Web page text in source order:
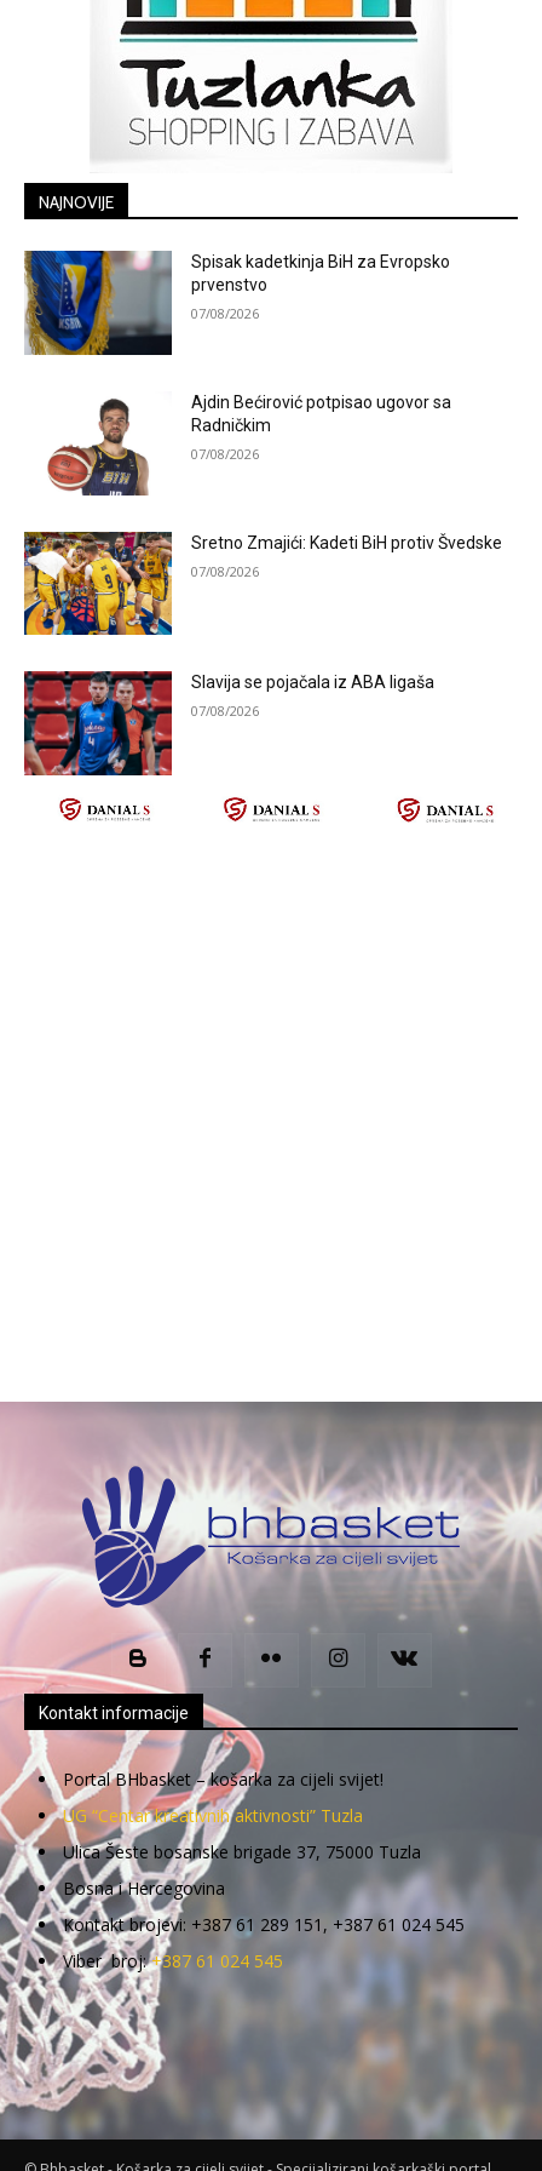
NAJNOVIJE
Spisak kadetkinja BiH za Evropsko
prvenstvo
07/08/2026
Ajdin Bećirović potpisao ugovor sa
Radničkim
07/08/2026
Sretno Zmajići: Kadeti BiH protiv Švedske
07/08/2026
Slavija se pojačala iz ABA ligaša
07/08/2026
Kontakt informacije
Portal BHbasket – košarka za cijeli svijet!
UG “Centar kreativnih aktivnosti” Tuzla
Ulica Šeste bosanske brigade 37, 75000 Tuzla
Bosna i Hercegovina
Kontakt brojevi: +387 61 289 151, +387 61 024 545
Viber broj:+387 61 024 545